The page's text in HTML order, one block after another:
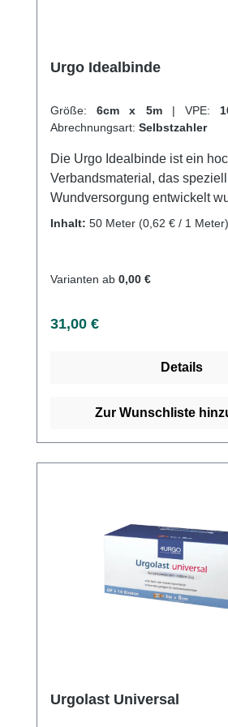
Urgo Idealbinde
Größe: 6cm x 5m | VPE:
Abrechnungsart: Selbstzahler
Die Urgo Idealbinde ist ein
Verbandsmaterial, das
Wundversorgung entwickelt
besonders haftvermögen und
Wasserdurchlässigkeit und
selbsthaftend und ermöglicht
Verrutschen. Sie ist keimfrei
hautfreundlich und verursacht
Wiederverwendbarkeit ist die
ein vielseitiges und
Verbandsmaterial für den
Gebrauch. Weitere Informationen des
Herstellers Kaufen Sie jetzt
Inhalt: 50 Meter (0,62 € / 1 Meter)
Varianten ab 0,00 €
Regulärer Preis:
31,00 €
Details
Zur Wunschliste
Urgolast Universal